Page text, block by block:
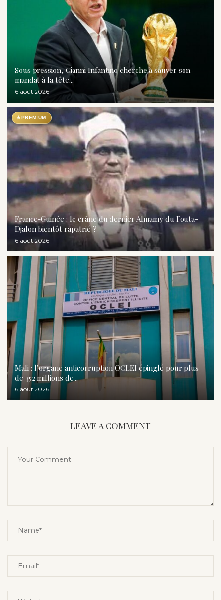
Sous pression, Gianni Infantino cherche à sauver son
mandat à la tête...
6 août 2026
★PREMIUM
France-Guinée : le crâne du dernier Almamy du Fouta-
Djalon bientôt rapatrié ?
6 août 2026
Mali : l’organe anticorruption OCLEI épinglé pour plus
de 352 millions de...
6 août 2026
LEAVE A COMMENT